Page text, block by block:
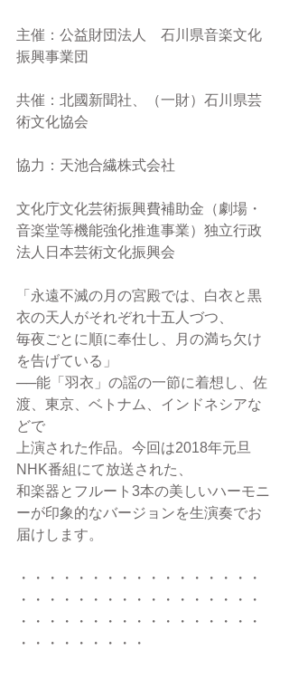
主催：公益財団法人　石川県音楽文化
振興事業団
共催：北國新聞社、（一財）石川県芸
術文化協会
協力：天池合繊株式会社
文化庁文化芸術振興費補助金（劇場・
音楽堂等機能強化推進事業）独立行政
法人日本芸術文化振興会
「永遠不滅の月の宮殿では、白衣と黒
衣の天人がそれぞれ十五人づつ、
毎夜ごとに順に奉仕し、月の満ち欠け
を告げている」
──能「羽衣」の謡の一節に着想し、佐
渡、東京、ベトナム、インドネシアな
どで
上演された作品。今回は2018年元旦
NHK番組にて放送された、
和楽器とフルート3本の美しいハーモニ
ーが印象的なバージョンを生演奏でお
届けします。
・・・・・・・・・・・・・・・・・
・・・・・・・・・・・・・・・・・
・・・・・・・・・・・・・・・・・
・・・・・・・・・